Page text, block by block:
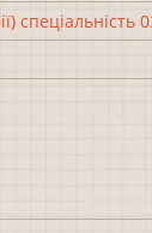
спеціальність